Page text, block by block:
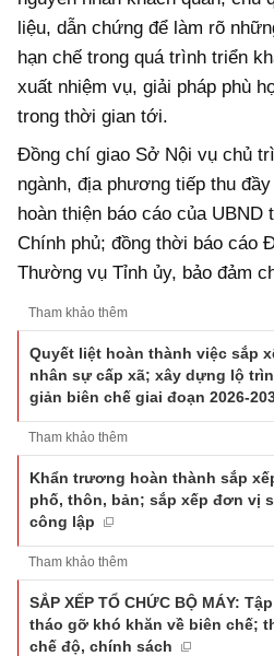
liệu, dẫn chứng để làm rõ
hạn chế trong quá trình triển
xuất nhiệm vụ, giải pháp phù
trong thời gian tới.
Đồng chí giao Sở Nội vụ chủ
ngành, địa phương tiếp thu
hoàn thiện báo cáo của UBND
Chính phủ; đồng thời báo cáo
Thường vụ Tỉnh ủy, bảo đảm
Tham khảo thêm
Quyết liệt hoàn thành việc sắp
nhân sự cấp xã; xây dựng lộ
giản biên chế giai đoạn 2026-
Tham khảo thêm
Khẩn trương hoàn thành sắp
phố, thôn, bản; sắp xếp đơn vị
công lập
Tham khảo thêm
SẮP XẾP TỔ CHỨC BỘ MÁY:
tháo gỡ khó khăn về biên chế;
chế độ, chính sách